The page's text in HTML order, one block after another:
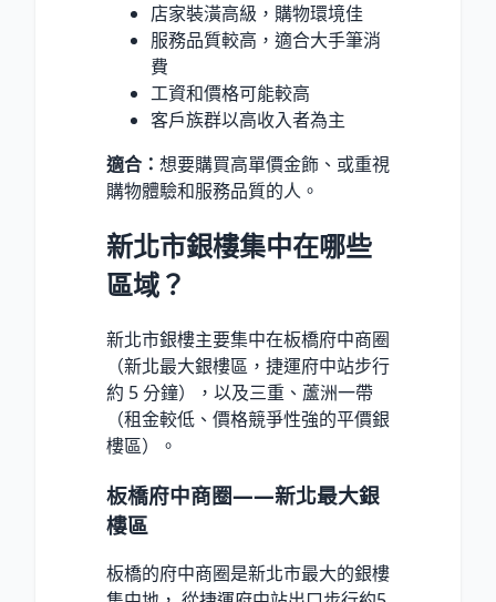
店家裝潢高級，購物環境佳
服務品質較高，適合大手筆消
費
工資和價格可能較高
客戶族群以高收入者為主
適合： 想要購買高單價金飾、或重視
購物體驗和服務品質的人。
新北市銀樓集中在哪些
區域？
新北市銀樓主要集中在板橋府中商圈
（新北最大銀樓區，捷運府中站步行
約 5 分鐘），以及三重、蘆洲一帶
（租金較低、價格競爭性強的平價銀
樓區）。
板橋府中商圈——新北最大銀
樓區
板橋的府中商圈是新北市最大的銀樓